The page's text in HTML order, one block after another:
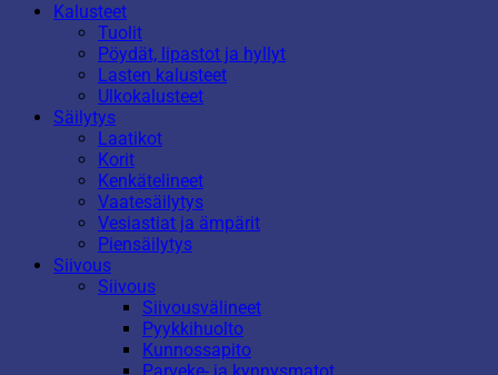
Kalusteet
Tuolit
Pöydät, lipastot ja hyllyt
Lasten kalusteet
Ulkokalusteet
Säilytys
Laatikot
Korit
Kenkätelineet
Vaatesäilytys
Vesiastiat ja ämpärit
Piensäilytys
Siivous
Siivous
Siivousvälineet
Pyykkihuolto
Kunnossapito